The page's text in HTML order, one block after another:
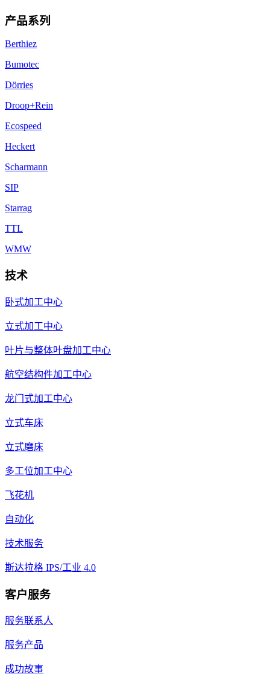
产品系列
Berthiez
Bumotec
Dörries
Droop+Rein
Ecospeed
Heckert
Scharmann
SIP
Starrag
TTL
WMW
技术
卧式加工中心
立式加工中心
叶片与整体叶盘加工中心
航空结构件加工中心
龙门式加工中心
立式车床
立式磨床
多工位加工中心
飞花机
自动化
技术服务
斯达拉格 IPS/工业 4.0
客户服务
服务联系人
服务产品
成功故事